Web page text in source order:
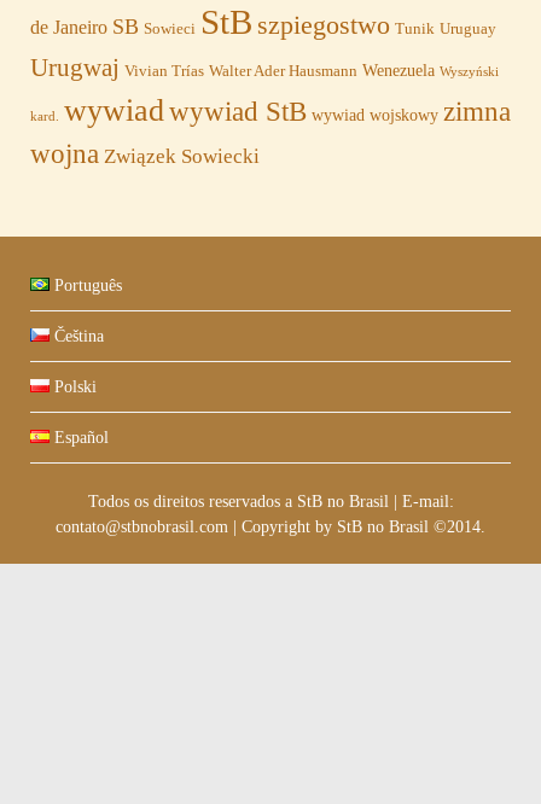
de Janeiro SB Sowieci StB szpiegostwo Tunik Uruguay
Urugwaj Vivian Trías Walter Ader Hausmann Wenezuela Wyszyński
kard. wywiadwywiad StB wywiad wojskowy zimna
wojna Związek Sowiecki
Português
Čeština
Polski
Español
Todos os direitos reservados a StB no Brasil | E-mail:
contato@stbnobrasil.com | Copyright by StB no Brasil ©2014